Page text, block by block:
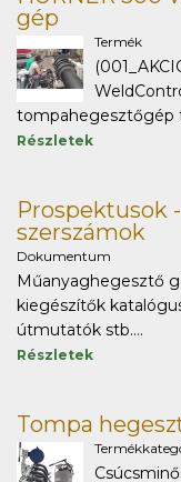
gép
Termék
tompahegesztőgép
Részletek
Prospektusok
szerszámok
Dokumentum
Műanyaghegesztő
kiegészítők
útmutatók stb....
Részletek
Tompa